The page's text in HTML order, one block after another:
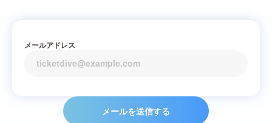
メールアドレス
メールを送信する